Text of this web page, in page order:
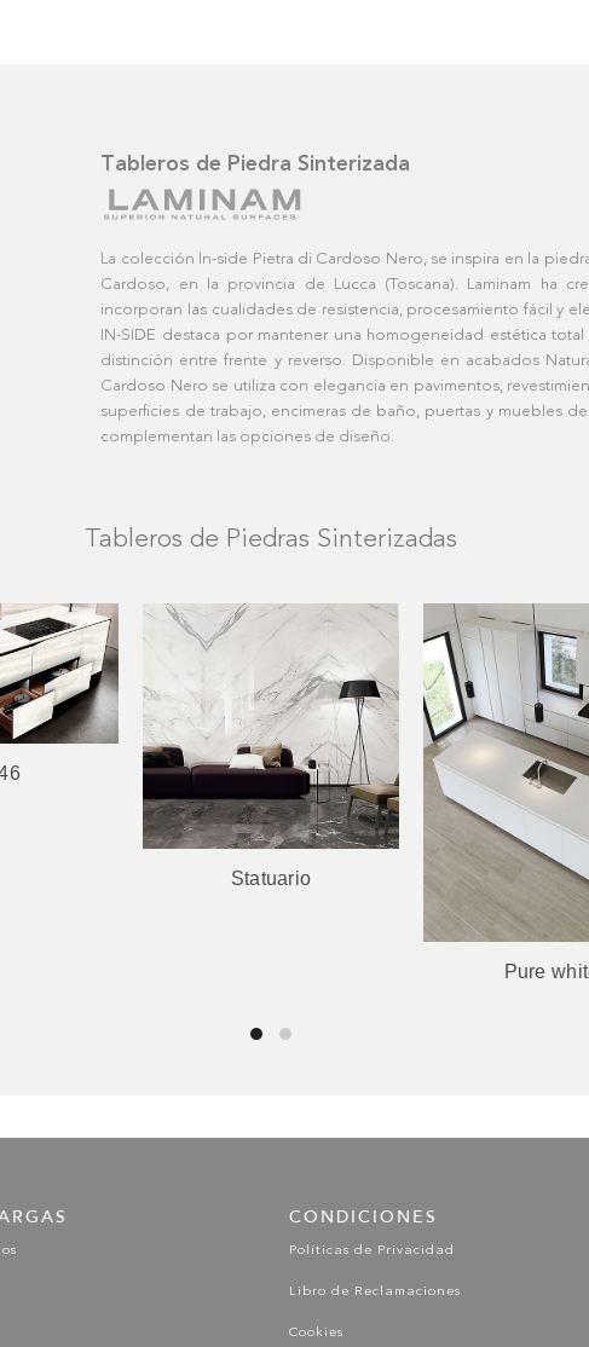
Tableros de Piedra Sinterizada
La colección In-side Pietra di Cardoso Nero, se inspira en la
Cardoso, en la provincia de Lucca (Toscana). Laminam ha
incorporan las cualidades de resistencia, procesamiento fácil y
IN-SIDE destaca por mantener una homogeneidad estética
distinción entre frente y reverso. Disponible en acabados
Cardoso Nero se utiliza con elegancia en pavimentos,
superficies de trabajo, encimeras de baño, puertas y muebles
complementan las opciones de diseño.
Tableros de Piedras Sinterizadas
Statuario
Pure
CONDICIONES
Políticas de Privacidad
Libro de Reclamaciones
Cookies